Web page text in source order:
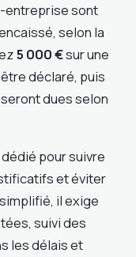
entreprise sont
selon la
5 000 €sur une
déclaré, puis
dues selon
pour suivre
et éviter
il exige
suivi des
les délais et